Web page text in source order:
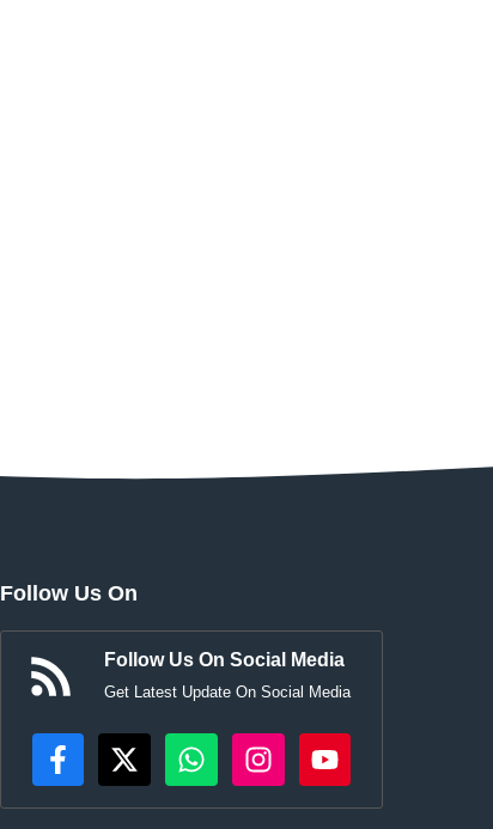
Follow Us On
Follow Us On Social Media
Get Latest Update On Social Media